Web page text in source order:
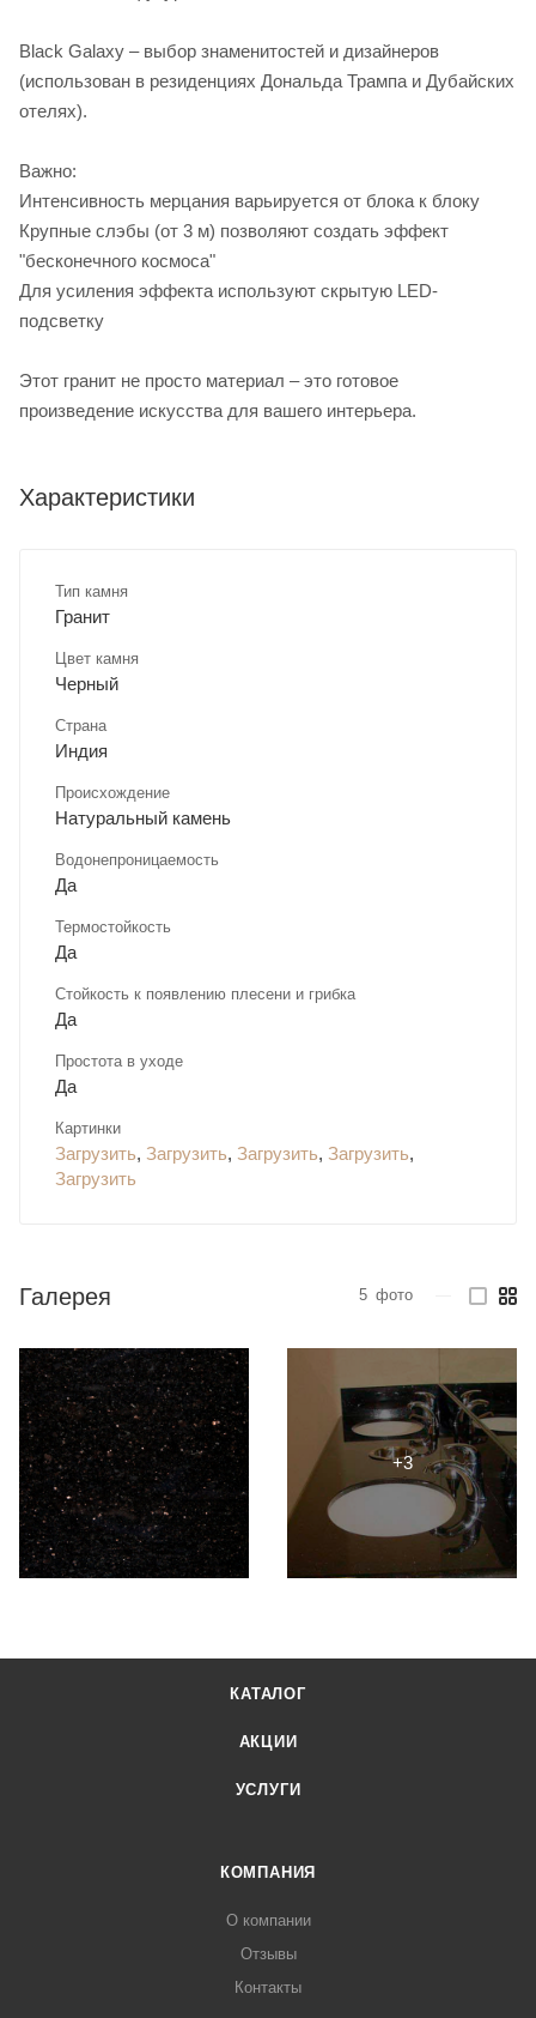
Black Galaxy – выбор знаменитостей и дизайнеров
(использован в резиденциях Дональда Трампа и Дубайских
отелях).
Важно:
Интенсивность мерцания варьируется от блока к блоку
Крупные слэбы (от 3 м) позволяют создать эффект
"бесконечного космоса"
Для усиления эффекта используют скрытую LED-
подсветку
Этот гранит не просто материал – это готовое
произведение искусства для вашего интерьера.
Характеристики
Тип камня
Гранит
Цвет камня
Черный
Страна
Индия
Происхождение
Натуральный камень
Водонепроницаемость
Да
Термостойкость
Да
Стойкость к появлению плесени и грибка
Да
Простота в уходе
Да
Картинки
Загрузить, Загрузить, Загрузить, Загрузить,
Загрузить
Галерея 5 фото
КАТАЛОГ
АКЦИИ
УСЛУГИ
КОМПАНИЯ
О компании
Отзывы
Контакты